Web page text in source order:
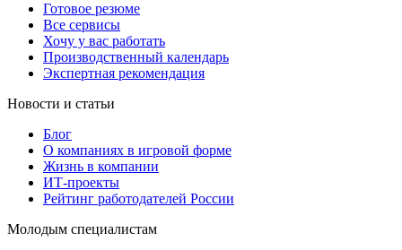
Готовое резюме
Все сервисы
Хочу у вас работать
Производственный календарь
Экспертная рекомендация
Новости и статьи
Блог
О компаниях в игровой форме
Жизнь в компании
ИТ-проекты
Рейтинг работодателей России
Молодым специалистам